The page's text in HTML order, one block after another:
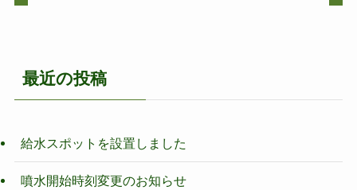
最近の投稿
給水スポットを設置しました
噴水開始時刻変更のお知らせ